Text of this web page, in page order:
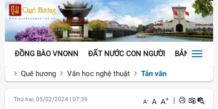
ĐỒNG BÀO VNONN ĐẤT NƯỚC CON NGƯỜI BẢN SẮCToggle
Quê hương
Văn học nghệ thuật Tản văn
Thứ hai, 05/02/2024 07:39 A- A A+